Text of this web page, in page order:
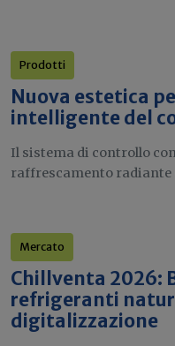
Prodotti
Nuova estetica
intelligente del
Il sistema di controllo
raffrescamento radiante
Mercato
Chillventa 2026:
refrigeranti
digitalizzazione